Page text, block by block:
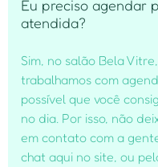
Eu preciso agendar
atendida?
Sim, no salão Bela
trabalhamos com
possível que você
no dia. Por isso, não
em contato com a
chat aqui no site, ou